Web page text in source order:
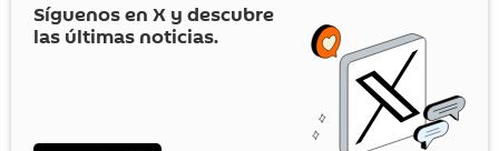
Síguenos en X y descubre
las últimas noticias.